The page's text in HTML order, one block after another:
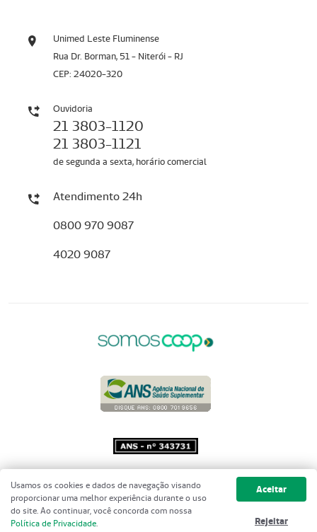
Unimed Leste Fluminense
Rua Dr. Borman, 51 - Niterói - RJ
CEP: 24020-320
Ouvidoria
21 3803-1120
21 3803-1121
de segunda a sexta, horário comercial
Atendimento 24h
0800 970 9087
4020 9087
Copyright 2001 - 2026 Unimed do
Brasil - Todos os direitos reservados
Usamos os cookies e dados de navegação visando
proporcionar uma melhor experiência durante o uso
do site. Ao continuar, você concorda com nossa
Política de Privacidade.
Aceitar
Rejeitar